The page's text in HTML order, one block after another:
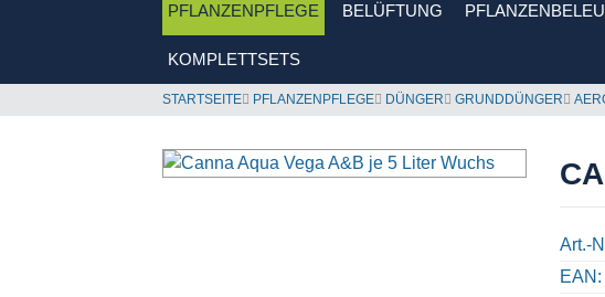
PFLANZENPFLEGE BELÜFTUNG
KOMPLETTSETS
STARTSEITE PFLANZENPFLEGE DÜNGER GRUNDDÜNGER
Art.-
EAN